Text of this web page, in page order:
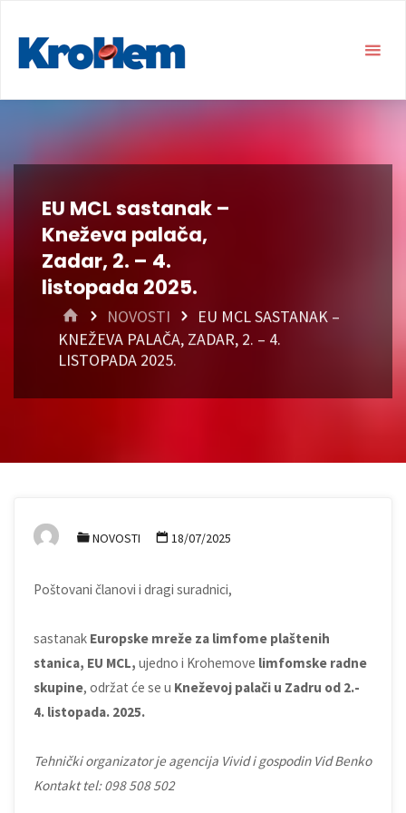
EU MCL sastanak –
Kneževa palača,
Zadar, 2. – 4.
listopada 2025.
HOMENOVOSTI
EU MCL SASTANAK –
KNEŽEVA PALAČA, ZADAR, 2. – 4.
LISTOPADA 2025.
NOVOSTI 18/07/2025
Poštovani članovi i dragi suradnici,
sastanak Europske mreže za limfome plaštenih
stanica, EU MCL, ujedno i Krohemove limfomske radne
skupine, održat će se u Kneževoj palači u Zadru od 2.-
4. listopada. 2025.
Tehnički organizator je agencija Vivid i gospodin Vid Benko
Kontakt tel: 098 508 502